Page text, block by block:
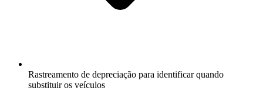
Rastreamento de depreciação para identificar quando
substituir os veículos